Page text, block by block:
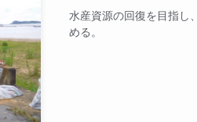
水産資源の回復を目指し
める。